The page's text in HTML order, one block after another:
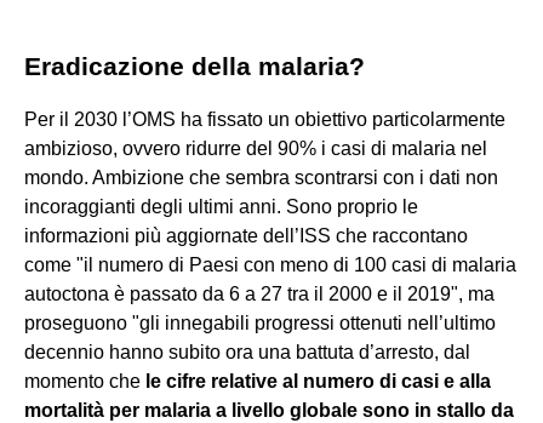
Eradicazione della malaria?
Per il 2030 l’OMS ha fissato un obiettivo particolarmente
ambizioso, ovvero ridurre del 90% i casi di malaria nel
mondo. Ambizione che sembra scontrarsi con i dati non
incoraggianti degli ultimi anni. Sono proprio le
informazioni più aggiornate dell’ISS che raccontano
come "il numero di Paesi con meno di 100 casi di malaria
autoctona è passato da 6 a 27 tra il 2000 e il 2019", ma
proseguono "gli innegabili progressi ottenuti nell’ultimo
decennio hanno subito ora una battuta d’arresto, dal
momento che le cifre relative al numero di casi e alla
mortalità per malaria a livello globale sono in stallo da